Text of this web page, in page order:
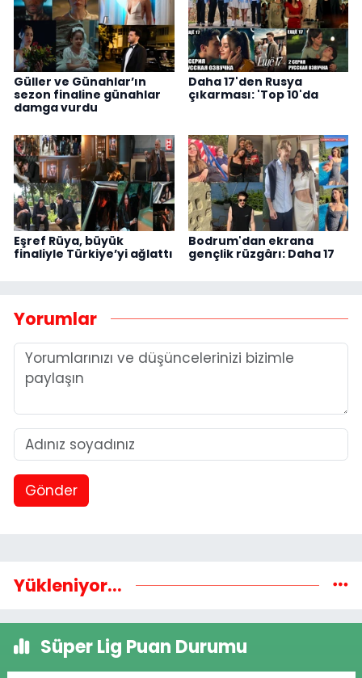
Güller ve Günahlar’ın
sezon finaline günahlar
damga vurdu
Daha 17'den Rusya
çıkarması: 'Top 10'da
Eşref Rüya, büyük
finaliyle Türkiye’yi ağlattı
Bodrum'dan ekrana
gençlik rüzgârı: Daha 17
Yorumlar
Gönder
Yükleniyor...
Süper Lig Puan Durumu